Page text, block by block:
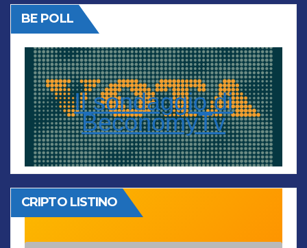
BE POLL
Il sondaggio di
BeconomyTv
CRIPTO LISTINO